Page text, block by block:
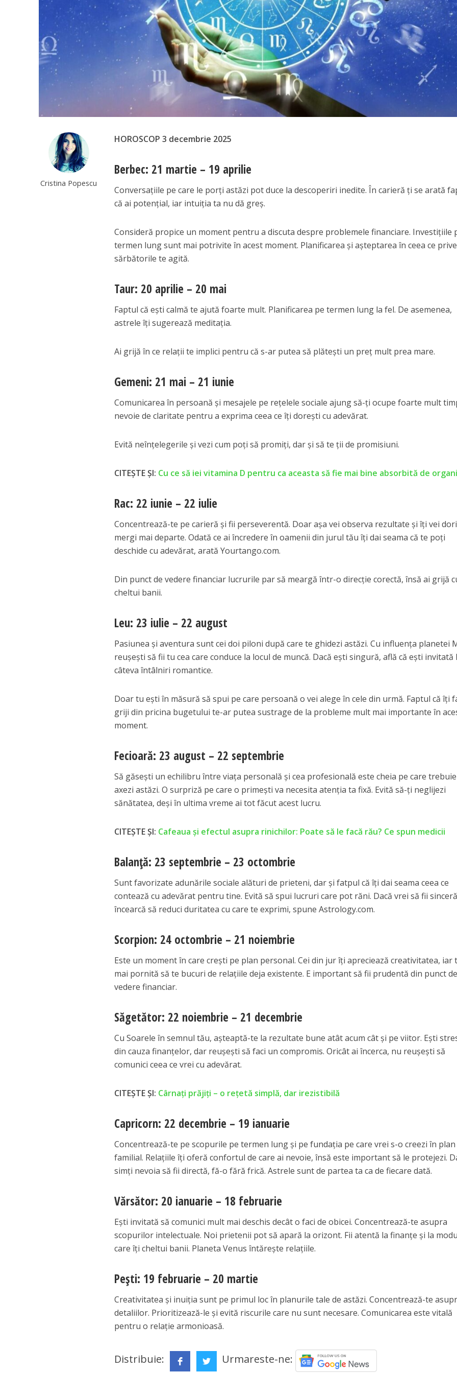
Cristina Popescu
HOROSCOP 3 decembrie 2025
Berbec: 21 martie – 19 aprilie
Conversațiile pe care le porți astăzi pot duce la descoperiri inedite. În carieră ți se arată
că ai potențial, iar intuiția ta nu dă greș.
Consideră propice un moment pentru a discuta despre problemele financiare. Investițiile
termen lung sunt mai potrivite în acest moment. Planificarea și așteptarea în ceea ce
sărbătorile te agită.
Taur: 20 aprilie – 20 mai
Faptul că ești calmă te ajută foarte mult. Planificarea pe termen lung la fel. De asemenea,
astrele îți sugerează meditația.
Ai grijă în ce relații te implici pentru că s-ar putea să plătești un preț mult prea mare.
Gemeni: 21 mai – 21 iunie
Comunicarea în persoană și mesajele pe rețelele sociale ajung să-ți ocupe foarte mult
nevoie de claritate pentru a exprima ceea ce îți dorești cu adevărat.
Evită neînțelegerile și vezi cum poți să promiți, dar și să te ții de promisiuni.
CITEȘTE ȘI: Cu ce să iei vitamina D pentru ca aceasta să fie mai bine absorbită de
Rac: 22 iunie – 22 iulie
Concentrează-te pe carieră și fii perseverentă. Doar așa vei observa rezultate și îți vei
mergi mai departe. Odată ce ai încredere în oamenii din jurul tău îți dai seama că te poți
deschide cu adevărat, arată Yourtango.com.
Din punct de vedere financiar lucrurile par să meargă într-o direcție corectă, însă ai grijă
cheltui banii.
Leu: 23 iulie – 22 august
Pasiunea și aventura sunt cei doi piloni după care te ghidezi astăzi. Cu influența planetei
reușești să fii tu cea care conduce la locul de muncă. Dacă ești singură, află că ești invitată
câteva întâlniri romantice.
Doar tu ești în măsură să spui pe care persoană o vei alege în cele din urmă. Faptul că îți
griji din pricina bugetului te-ar putea sustrage de la probleme mult mai importante în
moment.
Fecioară: 23 august – 22 septembrie
Să găsești un echilibru între viața personală și cea profesională este cheia pe care
axezi astăzi. O surpriză pe care o primești va necesita atenția ta fixă. Evită să-ți neglijezi
sănătatea, deși în ultima vreme ai tot făcut acest lucru.
CITEȘTE ȘI: Cafeaua și efectul asupra rinichilor: Poate să le facă rău? Ce spun medicii
Balanță: 23 septembrie – 23 octombrie
Sunt favorizate adunările sociale alături de prieteni, dar și fatpul că îți dai seama ceea ce
contează cu adevărat pentru tine. Evită să spui lucruri care pot răni. Dacă vrei să fii
încearcă să reduci duritatea cu care te exprimi, spune Astrology.com.
Scorpion: 24 octombrie – 21 noiembrie
Este un moment în care crești pe plan personal. Cei din jur îți apreciează creativitatea, iar
mai pornită să te bucuri de relațiile deja existente. E important să fii prudentă din punct de
vedere financiar.
Săgetător: 22 noiembrie – 21 decembrie
Cu Soarele în semnul tău, așteaptă-te la rezultate bune atât acum cât și pe viitor. Ești
din cauza finanțelor, dar reușești să faci un compromis. Oricât ai încerca, nu reușești să
comunici ceea ce vrei cu adevărat.
CITEȘTE ȘI: Cârnați prăjiți – o rețetă simplă, dar irezistibilă
Capricorn: 22 decembrie – 19 ianuarie
Concentrează-te pe scopurile pe termen lung și pe fundația pe care vrei s-o creezi în plan
familial. Relațiile îți oferă confortul de care ai nevoie, însă este important să le protejezi.
simți nevoia să fii directă, fă-o fără frică. Astrele sunt de partea ta ca de fiecare dată.
Vărsător: 20 ianuarie – 18 februarie
Ești invitată să comunici mult mai deschis decât o faci de obicei. Concentrează-te asupra
scopurilor intelectuale. Noi prietenii pot să apară la orizont. Fii atentă la finanțe și la
care îți cheltui banii. Planeta Venus întărește relațiile.
Pești: 19 februarie – 20 martie
Creativitatea și inuiția sunt pe primul loc în planurile tale de astăzi. Concentrează-te
detaliilor. Prioritizează-le și evită riscurile care nu sunt necesare. Comunicarea este vitală
pentru o relație armonioasă.
Distribuie: Urmareste-ne: